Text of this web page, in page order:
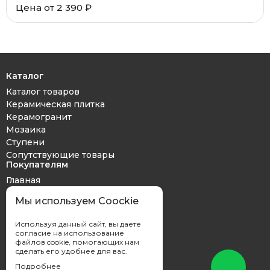
Цена от 2 390 ₽
Каталог
Каталог товаров
Керамическая плитка
Керамогранит
Мозаика
Ступени
Сопутствующие товары
Покупателям
Главная
Дизайн проект
Оплата и доставка
Контакты
Мы используем Coockie
Используя данный сайт, вы даете
согласие на использование
файлов cookie, помогающих нам
сделать его удобнее для вас.
Подробнее